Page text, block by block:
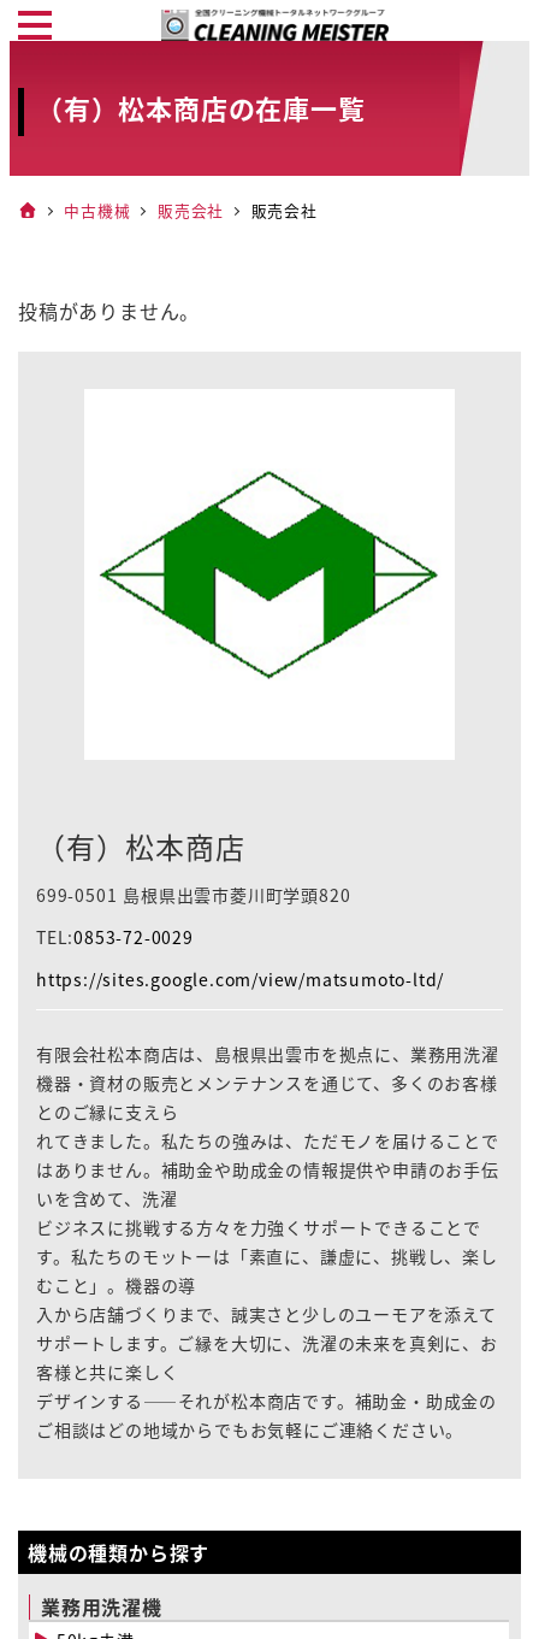
メ
ン
ン
へ
移
（有）松本商店の在庫一覧
中古機械 販売会社 販売会社
投稿がありません。
（有）松本商店
699-0501 島根県出雲市菱川町学頭820
TEL:0853-72-0029
https://sites.google.com/view/matsumoto-ltd/
有限会社松本商店は、島根県出雲市を拠点に、業務用洗濯
機器・資材の販売とメンテナンスを通じて、多くのお客様
とのご縁に支えら
れてきました。私たちの強みは、ただモノを届けることで
はありません。補助金や助成金の情報提供や申請のお手伝
いを含めて、洗濯
ビジネスに挑戦する方々を力強くサポートできることで
す。私たちのモットーは「素直に、謙虚に、挑戦し、楽し
むこと」。機器の導
入から店舗づくりまで、誠実さと少しのユーモアを添えて
サポートします。ご縁を大切に、洗濯の未来を真剣に、お
客様と共に楽しく
デザインする――それが松本商店です。補助金・助成金の
ご相談はどの地域からでもお気軽にご連絡ください。
機械の種類から探す
業務用洗濯機